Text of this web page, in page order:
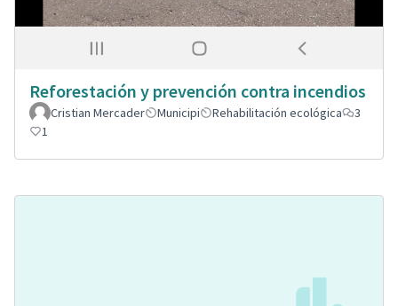
Reforestación y prevención contra incendios
Cristian Mercader Municipi Rehabilitación ecológica
3
1